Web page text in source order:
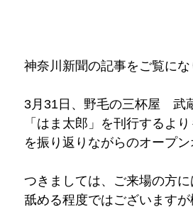
神奈川新聞の記事をご覧に
3月31日、野毛の三杯屋　武
「はま太郎」を刊行するよ
を振り返りながらのオープ
つきましては、ご来場の方に
舐める程度ではございます